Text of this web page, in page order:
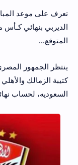
تعرف على موعد
المتوقع...
ينتظر الجمهور
كتيبة الزمالك
السعوديه، لحساب نهائي كـأس مصر